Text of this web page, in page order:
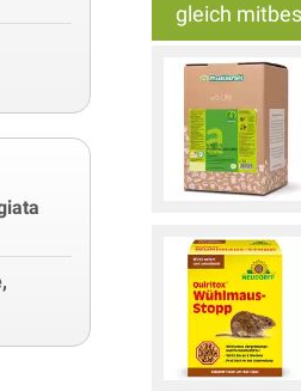
gleich